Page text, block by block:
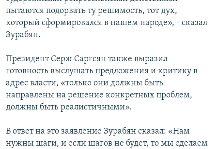
пытаются подорвать ту решимость, тот дух,
который сформировался в нашем народе», - сказал
Зурабян.
Президент Серж Саргсян также выразил
готовность выслушать предложения и критику в
адрес власти, «только они должны быть
направлены на решение конкретных проблем,
должны быть реалистичными».
В ответ на это заявление Зурабян сказал: «Нам
нужны шаги, и если шагов не будет, то мы сделаем